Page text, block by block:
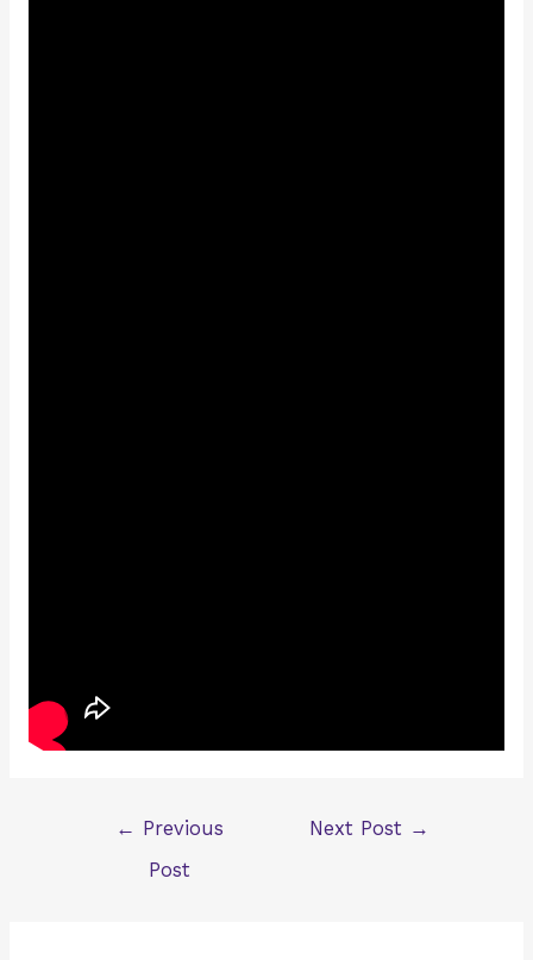
← Previous
Post
Next Post →